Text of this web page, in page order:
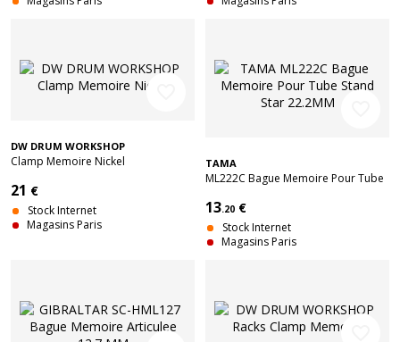
DW DRUM WORKSHOP
Clamp Memoire Nickel
21 €
Stock Internet
Magasins Paris
TAMA
ML222C Bague Memoire Pour Tube
13.20 €
Stock Internet
Magasins Paris